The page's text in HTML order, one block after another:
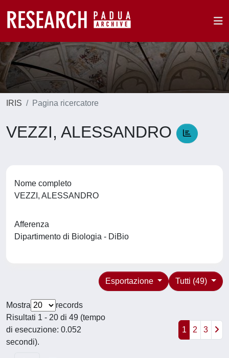
IRIS Pagina ricercatore
VEZZI, ALESSANDRO
Nome completo
VEZZI, ALESSANDRO
Afferenza
Dipartimento di Biologia - DiBio
Tutti (49)
Esportazione
Mostra
records
Risultati 1 - 20 di 49 (tempo
di esecuzione: 0.052
secondi).
1 2 3